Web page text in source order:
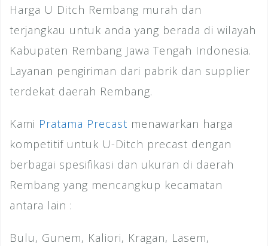
Harga U Ditch Rembang murah dan
terjangkau untuk anda yang berada di wilayah
Kabupaten Rembang Jawa Tengah Indonesia.
Layanan pengiriman dari pabrik dan supplier
terdekat daerah Rembang.
Kami Pratama Precast menawarkan harga
kompetitif untuk U-Ditch precast dengan
berbagai spesifikasi dan ukuran di daerah
Rembang yang mencangkup kecamatan
antara lain :
Bulu, Gunem, Kaliori, Kragan, Lasem,